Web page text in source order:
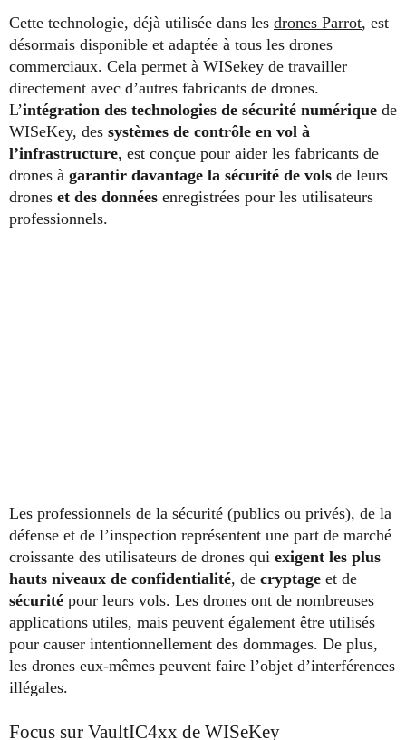
Cette technologie, déjà utilisée dans les drones Parrot, est
désormais disponible et adaptée à tous les drones
commerciaux. Cela permet à WISekey de travailler
directement avec d’autres fabricants de drones.
L’intégration des technologies de sécurité numérique de
WISeKey, des systèmes de contrôle en vol à
l’infrastructure, est conçue pour aider les fabricants de
drones à garantir davantage la sécurité de vols de leurs
drones et des données enregistrées pour les utilisateurs
professionnels.
Les professionnels de la sécurité (publics ou privés), de la
défense et de l’inspection représentent une part de marché
croissante des utilisateurs de drones qui exigent les plus
hauts niveaux de confidentialité, de cryptage et de
sécurité pour leurs vols. Les drones ont de nombreuses
applications utiles, mais peuvent également être utilisés
pour causer intentionnellement des dommages. De plus,
les drones eux-mêmes peuvent faire l’objet d’interférences
illégales.
Focus sur VaultIC4xx de WISeKey